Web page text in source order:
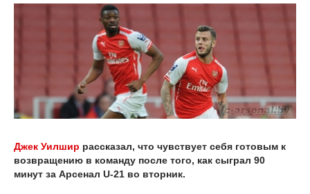
Джек Уилшир рассказал, что чувствует себя готовым к
возвращению в команду после того, как сыграл 90
минут за Арсенал U-21 во вторник.